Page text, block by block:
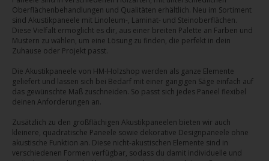
Oberflächenbehandlungen und Qualitäten erhältlich. Neu im Sortiment
sind Akustikpaneele mit Linoleum-, Laminat- und Steinoberflächen.
Diese Vielfalt ermöglicht es dir, aus einer breiten Palette an Farben und
Mustern zu wählen, um eine Lösung zu finden, die perfekt in dein
Zuhause oder Projekt passt.
Die Akustikpaneele von HM-Holzshop werden als ganze Elemente
geliefert und lassen sich bei Bedarf mit einer gängigen Säge einfach auf
das gewünschte Maß zuschneiden. So passt sich jedes Paneel flexibel
deinen Anforderungen an.
Zusätzlich zu den großflächigen Akustikpaneelen bieten wir auch
kleinere, quadratische Paneele sowie dekorative Designpaneele ohne
akustische Funktion an. Diese nicht-akustischen Elemente sind in
verschiedenen Formen verfügbar, sodass du damit individuelle und